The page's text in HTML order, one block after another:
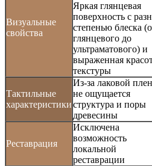
Визуальные
свойства
Яркая глянцевая
поверхность с
степенью блеска
глянцевого до
ультраматового) и
выраженная
текстуры
Тактильные
характеристики
Из-за лаковой
не ощущается
структура и поры
древесины
Реставрация
Исключена
возможность
локальной
реставрации